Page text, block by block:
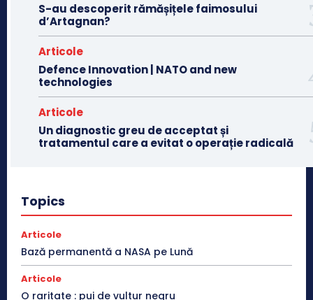
S-au descoperit rămășițele faimosului
d’Artagnan?
Articole
Defence Innovation | NATO and new
technologies
Articole
Un diagnostic greu de acceptat și
tratamentul care a evitat o operație radicală
Topics
Articole
Bază permanentă a NASA pe Lună
Articole
O raritate : pui de vultur negru